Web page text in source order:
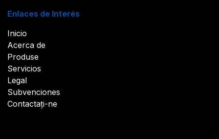
Enlaces de Interés
Inicio
Acerca de
Produse
Servicios
Legal
Subvenciones
Contactați-ne